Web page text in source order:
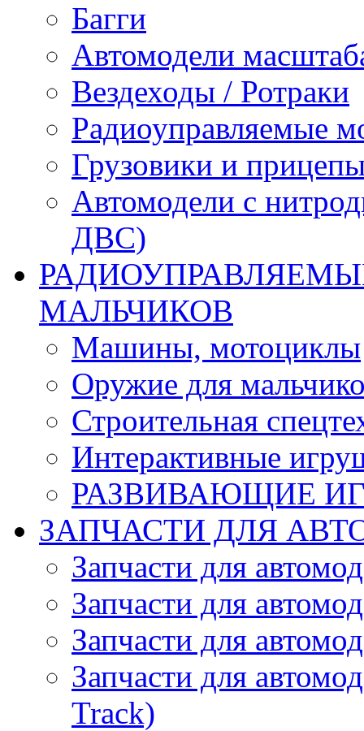
Багги
Автомодели
Вездеходы / Ротраки
Радиоуправляемые
Грузовики и
Автомодели с
ДВС)
МАЛЬЧИКОВ
Машины, мотоциклы
Оружие для
Строительная
Интерактивные
РАЗВИВАЮЩИЕ
ЗАПЧАСТИ ДЛЯ
Запчасти для
Запчасти для
Запчасти для
Запчасти для
Track)